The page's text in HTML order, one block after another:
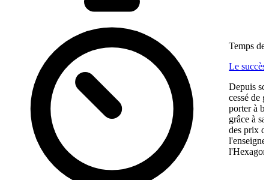
Temps de
Le succès
Depuis
cessé de
porter à
grâce à
des prix
l'enseigne